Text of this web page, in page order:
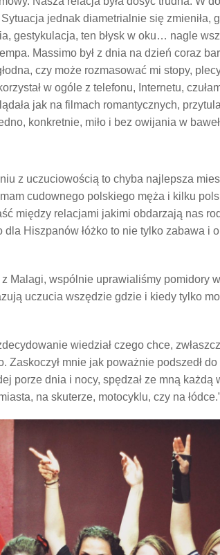
jednak diametrialnie się zmieniła,
gestykulacja, ten błysk w oku… nagle
Massimo był z dnia na dzień coraz
czy może rozmasować mi stopy,
w ogóle z telefonu, Internetu,
jak na filmach romantycznych,
konkretnie, miło i bez owijania w
z uczuciowością to chyba najlepsza
cudownego polskiego męża i kilku
między relacjami jakimi obdarzają nas
Hiszpanów łóżko to nie tylko zabawa i
z Malagi, wspólnie uprawialiśmy pomidory
uczucia wszędzie gdzie i kiedy tylko
wiedział czego chce,
Zaskoczył mnie jak poważnie podszedł
porze dnia i nocy, spędzał ze mną każdą
na skuterze, motocyklu, czy na